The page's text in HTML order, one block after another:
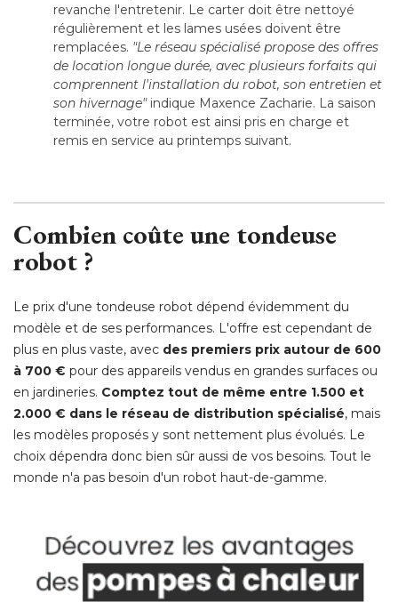
revanche l'entretenir. Le carter doit être nettoyé
régulièrement et les lames usées doivent être
remplacées. "Le réseau spécialisé propose des offres
de location longue durée, avec plusieurs forfaits qui
comprennent l'installation du robot, son entretien et
son hivernage"indique Maxence Zacharie. La saison
terminée, votre robot est ainsi pris en charge et
remis en service au printemps suivant.
Combien coûte une tondeuse
robot ?
Le prix d'une tondeuse robot dépend évidemment du
modèle et de ses performances. L'offre est cependant de
plus en plus vaste, avec des premiers prix autour de 600
à 700 € pour des appareils vendus en grandes surfaces ou
en jardineries. Comptez tout de même entre 1.500 et
2.000 € dans le réseau de distribution spécialisé, mais
les modèles proposés y sont nettement plus évolués. Le
choix dépendra donc bien sûr aussi de vos besoins. Tout le
monde n'a pas besoin d'un robot haut-de-gamme.